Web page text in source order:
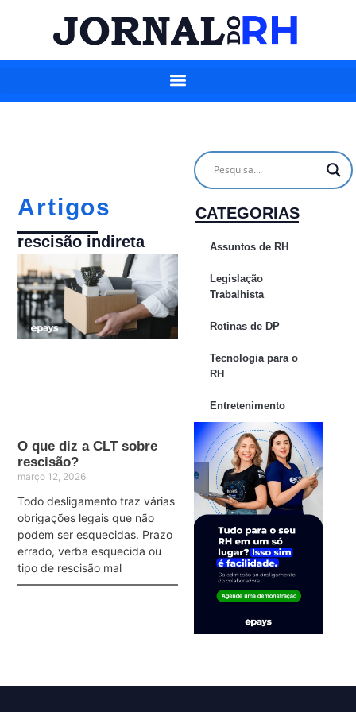
Artigos
rescisão indireta
O que diz a CLT sobre
rescisão?
março 12, 2026
Todo desligamento traz várias
obrigações legais que não
podem ser esquecidas. Prazo
errado, verba esquecida ou
tipo de rescisão mal
CATEGORIAS
Assuntos de RH
Legislação
Trabalhista
Rotinas de DP
Tecnologia para o
RH
Entretenimento